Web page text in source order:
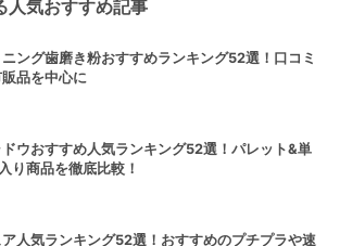
人気おすすめ記事
ング歯磨き粉おすすめランキング52選！口コミ
品を中心に
ウおすすめ人気ランキング52選！パレット&単
り商品を徹底比較！
人気ランキング52選！おすすめのプチプラや速